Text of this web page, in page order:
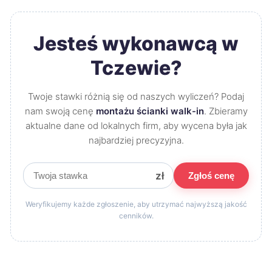
Jesteś wykonawcą w
Tczewie?
Twoje stawki różnią się od naszych wyliczeń? Podaj
nam swoją cenę montażu ścianki walk-in. Zbieramy
aktualne dane od lokalnych firm, aby wycena była jak
najbardziej precyzyjna.
zł Zgłoś cenę
Weryfikujemy każde zgłoszenie, aby utrzymać najwyższą jakość
cenników.